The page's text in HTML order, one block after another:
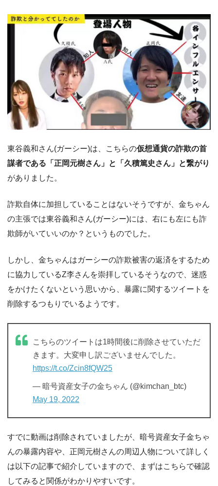
東谷義和さん(ガーシー)は、こちらの仮想通貨の詐欺の首
謀者である「正岡元樹さん」と「 久積篤史さん」と繋がり
がありました。
詐欺自体に加担していることはないそうですが、金ちゃん
の主張では東谷義和さん(ガーシー)には、右にも左にも詐
欺師がいていいのか？というものでした。
しかし、金ちゃんはガーシーの詐欺被害の返済をするため
に協力しているZ李さんを崇拝しているそうなので、迷惑
をかけたくないという思いから、暴露に関するツイートを
削除するつもりでいるようです。
こちらのツイートは1時間後に削除させていただ
きます。大変申し訳ございませんでした。
https://t.co/Zcin8fQW25
— 暗号資産女子の金ちゃん (@kimchan_btc)
May 19, 2022
すでに動画は削除されていましたが、暗号資産女子金ちゃ
んの暴露内容や、正岡元樹さんの周辺人物について詳しく
は以下の記事で紹介していますので、まずはこちらで確認
してみると関係がわかりやすいです。